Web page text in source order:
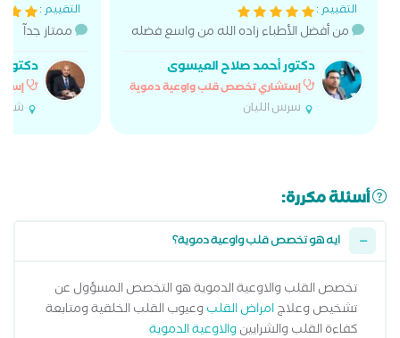
التقييم :
من أفضل الأطباء زاده الله من واسع فضله
دكتور أحمد صلاح العيسوى
إستشاري تخصص قلب واوعية دموية
سرس الليان
التقييم :
ممتاز جدآ
أسئلة مكررة:
ايه هو تخصص قلب واوعية دموية؟
تخصص القلب والاوعية الدموية هو التخصص المسؤول عن
تشخيص وعلاجامراض القلبوعيوب القلب الخلقية ومتابعة
كفاءة القلب والشرايينوالاوعية الدموية